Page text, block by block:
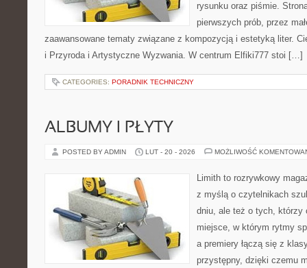
rysunku oraz piśmie.
pierwszych prób, przez
zaawansowane tematy związane z kompozycją i estetyką liter.
i Przyroda i Artystyczne Wyzwania. W centrum Elfiki777 stoi […]
CATEGORIES: PORADNIK TECHNICZNY
ALBUMY I PŁYTY
POSTED BY ADMIN LUT - 20 - 2026 MOŻLIWOŚĆ
Limith to rozrywkowy
z myślą o czytelnikach
dniu, ale też o tych, którzy
miejsce, w którym rytmy
a premiery łączą się z
przystępny, dzięki czemu